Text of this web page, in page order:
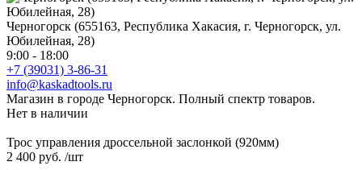
Черногорск (655163, Республика Хакасия, г. Черногорск, ул.
Юбилейная, 28)
9:00 - 18:00
+7 (39031) 3-86-31
info@kaskadtools.ru
Магазин в городе Черногорск. Полный спектр товаров.
Нет в наличии
Трос управления дроссельной заслонкой (920мм)
2 400 руб. /шт